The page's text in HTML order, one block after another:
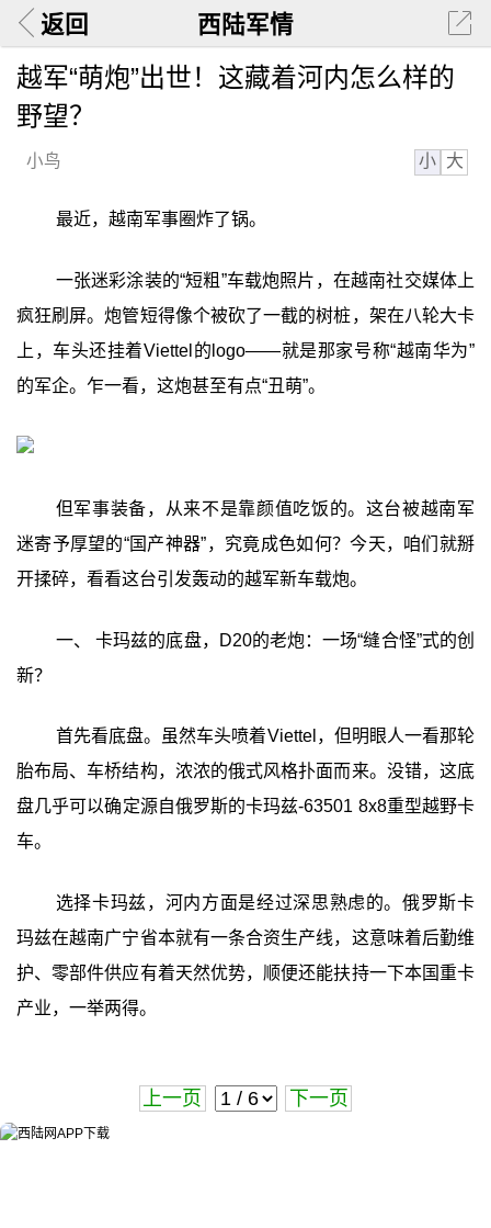
返回 西陆军情
越军“萌炮”出世！这藏着河内怎么样的
野望？
小鸟 小 大
最近，越南军事圈炸了锅。
一张迷彩涂装的“短粗”车载炮照片，在越南社交媒体上
疯狂刷屏。炮管短得像个被砍了一截的树桩，架在八轮大卡
上，车头还挂着Viettel的logo——就是那家号称“越南华为”
的军企。乍一看，这炮甚至有点“丑萌”。
但军事装备，从来不是靠颜值吃饭的。这台被越南军
迷寄予厚望的“国产神器”，究竟成色如何？今天，咱们就掰
开揉碎，看看这台引发轰动的越军新车载炮。
一、 卡玛兹的底盘，D20的老炮：一场“缝合怪”式的创
新？
首先看底盘。虽然车头喷着Viettel，但明眼人一看那轮
胎布局、车桥结构，浓浓的俄式风格扑面而来。没错，这底
盘几乎可以确定源自俄罗斯的卡玛兹-63501 8x8重型越野卡
车。
选择卡玛兹，河内方面是经过深思熟虑的。俄罗斯卡
玛兹在越南广宁省本就有一条合资生产线，这意味着后勤维
护、零部件供应有着天然优势，顺便还能扶持一下本国重卡
产业，一举两得。
上一页 下一页